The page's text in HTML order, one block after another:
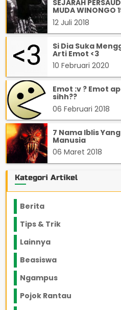
SEJARAH
MUDA WINONGO
12 Juli 2018
Si Dia Suka
Arti Emot <3
10 Februari 2020
Emot :v ? Emot
sihh??
06 Februari 2018
7 Nama Iblis
Manusia
06 Maret 2018
Kategori Artikel
Berita
Tips & Trik
Lainnya
Beasiswa
Ngampus
Pojok Rantau